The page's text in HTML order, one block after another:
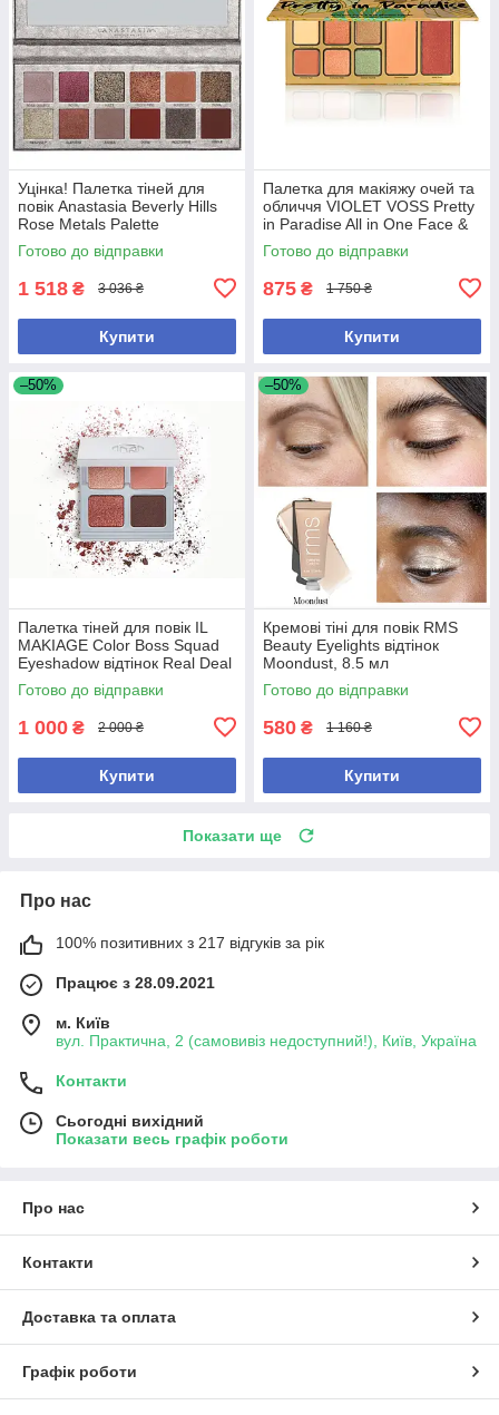
Уцінка! Палетка тіней для
повік Anastasia Beverly Hills
Rose Metals Palette
Готово до відправки
1 518 ₴ 3 036 ₴
Купити
Палетка для макіяжу очей та
обличчя VIOLET VOSS Pretty
in Paradise All in One Face &
Eye Shadow Palette
Готово до відправки
875 ₴ 1 750 ₴
Купити
–50%
Палетка тіней для повік IL
MAKIAGE Color Boss Squad
Eyeshadow відтінок Real Deal
Готово до відправки
1 000 ₴ 2 000 ₴
Купити
–50%
Кремові тіні для повік RMS
Beauty Eyelights відтінок
Moondust, 8.5 мл
Готово до відправки
580 ₴ 1 160 ₴
Купити
Показати ще
Про нас
100% позитивних з 217 відгуків за рік
Працює з 28.09.2021
м. Київ
вул. Практична, 2 (самовивіз недоступний!), Київ, Україна
Контакти
Сьогодні вихідний
Показати весь графік роботи
Про нас
Контакти
Доставка та оплата
Графік роботи